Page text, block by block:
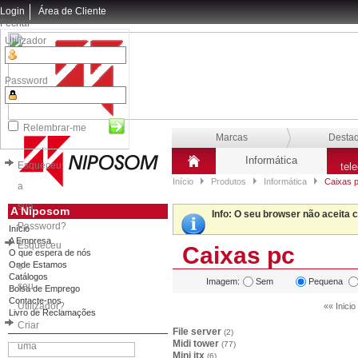
Login
Fechar
Utilizador
Password
Relembrar-me
Esqueceu
a
sua
Password?
Esqueceu
o
seu
Utilizador?
Criar
uma
Área de Cliente
Marcas
Informática
Início Produtos Informática Caixas
A Niposom
Início
A Empresa
O que espera de nós
Onde Estamos
Catálogos
Bolsa de Emprego
Contacte-nos
Livro de Reclamações
Info: O seu browser não aceita
Caixas pc
Imagem: Sem Pequena
«« Inicio
File server (2)
Midi tower (77)
Mini itx (6)